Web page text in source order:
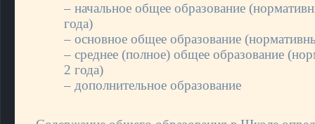
– начальное общее образование
года)
– основное общее образование
– среднее (полное) общее образование
2 года)
– дополнительное образование